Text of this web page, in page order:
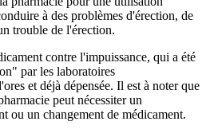
à des problèmes d'érection, de
trouble de l'érection.
contre l'impuissance, qui a été
par les laboratoires
et déjà dépensée. Il est à noter que
peut nécessiter un
ou un changement de médicament.